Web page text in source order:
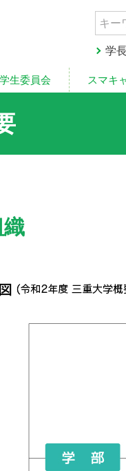
大学 環境報告書2020
学